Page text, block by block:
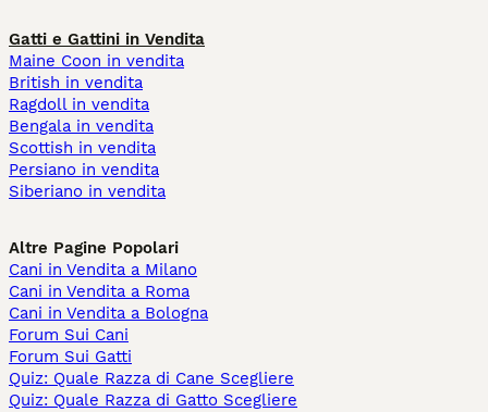
Gatti e Gattini in Vendita
Maine Coon in vendita
British in vendita
Ragdoll in vendita
Bengala in vendita
Scottish in vendita
Persiano in vendita
Siberiano in vendita
Altre Pagine Popolari
Cani in Vendita a Milano
Cani in Vendita a Roma
Cani in Vendita a Bologna
Forum Sui Cani
Forum Sui Gatti
Quiz: Quale Razza di Cane Scegliere
Quiz: Quale Razza di Gatto Scegliere